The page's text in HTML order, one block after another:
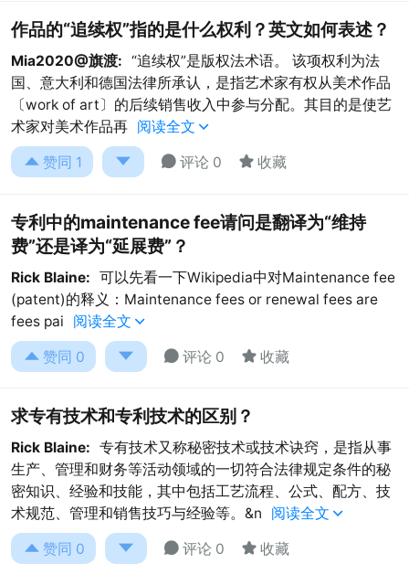
作品的“追续权”指的是什么权利？英文如何表述？
Mia2020@旗渡: “追续权”是版权法术语。 该项权利为法
国、意大利和德国法律所承认，是指艺术家有权从美术作品
〔work of art〕的后续销售收入中参与分配。其目的是使艺
术家对美术作品再 阅读全文 
 赞同 1   评论 0  收藏
专利中的maintenance fee请问是翻译为“维持
费”还是译为“延展费”？
Rick Blaine: 可以先看一下Wikipedia中对Maintenance fee
(patent)的释义：Maintenance fees or renewal fees are
fees pai
阅读全文 
 赞同 0   评论 0  收藏
求专有技术和专利技术的区别？
Rick Blaine: 专有技术又称秘密技术或技术诀窍，是指从事
生产、管理和财务等活动领域的一切符合法律规定条件的秘
密知识、经验和技能，其中包括工艺流程、公式、配方、技
术规范、管理和销售技巧与经验等。&n
阅读全文 
 赞同 0   评论 0  收藏